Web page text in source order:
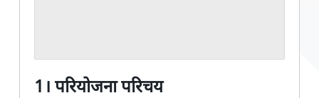
1। परियोजना परिचय